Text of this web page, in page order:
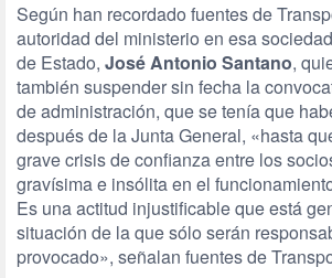
Según han recordado fuentes de
autoridad del ministerio en esa
de Estado, José Antonio Santano,
también suspender sin fecha la
de administración, que se tenía que
después de la Junta General, «hasta
grave crisis de confianza entre los
gravísima e insólita en el
Es una actitud injustificable que está
situación de la que sólo serán
provocado», señalan fuentes de